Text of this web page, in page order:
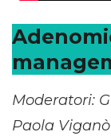
Moderatori:
Paola Viganò